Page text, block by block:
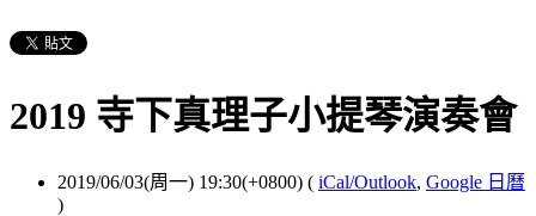
2019 寺下真理子小提琴演奏會
2019/06/03(周一) 19:30(+0800) ( iCal/Outlook, Google 日曆
)